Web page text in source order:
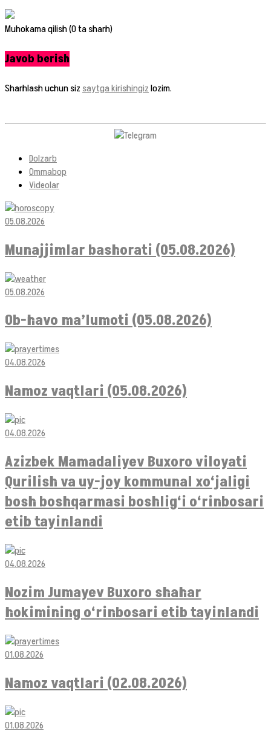
Muhokama qilish (0 ta sharh)
Javob berish
Sharhlash uchun siz saytga kirishingizlozim.
Dolzarb
Ommabop
Videolar
05.08.2026
Munajjimlar bashorati (05.08.2026)
05.08.2026
Ob-havo ma’lumoti (05.08.2026)
04.08.2026
Namoz vaqtlari (05.08.2026)
04.08.2026
Azizbek Mamadaliyev Buxoro viloyati
Qurilish va uy-joy kommunal xo‘jaligi
bosh boshqarmasi boshlig‘i o‘rinbosari
etib tayinlandi
04.08.2026
Nozim Jumayev Buxoro shahar
hokimining o‘rinbosari etib tayinlandi
01.08.2026
Namoz vaqtlari (02.08.2026)
01.08.2026